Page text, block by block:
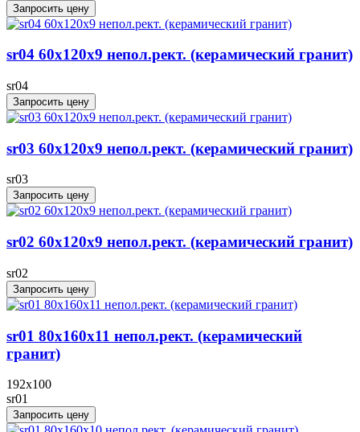
Запросить цену
sr04 60x120х9 непол.рект. (керамический гранит)
sr04
Запросить цену
sr03 60x120х9 непол.рект. (керамический гранит)
sr03
Запросить цену
sr02 60x120х9 непол.рект. (керамический гранит)
sr02
Запросить цену
sr01 80x160x11 непол.рект. (керамический
гранит)
192x100
sr01
Запросить цену